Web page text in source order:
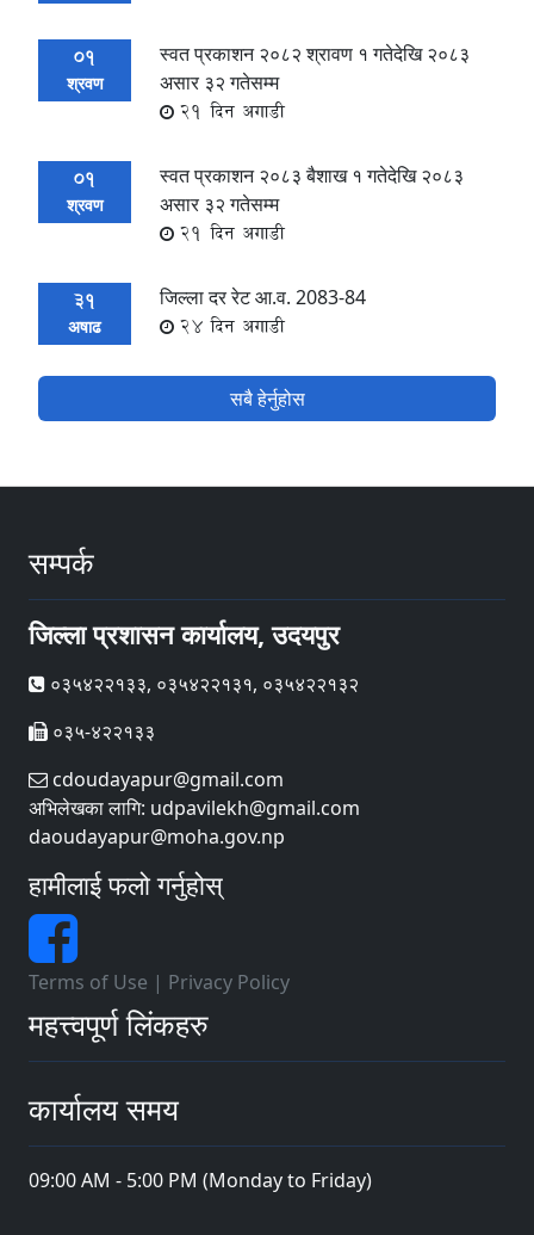
01
श्रवण
स्वत प्रकाशन २०८२ श्रावण १ गतेदेखि २०८३
असार ३२ गतेसम्म
21 दिन अगाडी
01
श्रवण
स्वत प्रकाशन २०८३ बैशाख १ गतेदेखि २०८३
असार ३२ गतेसम्म
21 दिन अगाडी
31
अषाढ
जिल्ला दर रेट आ.व. 2083-84
24 दिन अगाडी
सबै हेर्नुहोस
सम्पर्क
जिल्ला प्रशासन कार्यालय, उदयपुर
०३५४२२१३३, ०३५४२२१३१, ०३५४२२१३२
०३५-४२२१३३
cdoudayapur@gmail.com
अभिलेखका लागि: udpavilekh@gmail.com
daoudayapur@moha.gov.np
हामीलाई फलो गर्नुहोस्
Terms of Use | Privacy Policy
महत्त्वपूर्ण लिंकहरु
कार्यालय समय
09:00 AM - 5:00 PM (Monday to Friday)